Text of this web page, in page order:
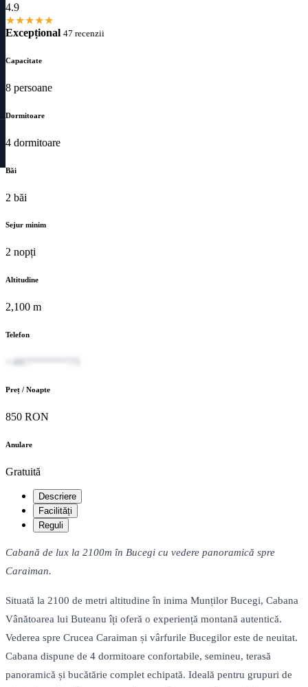
4.9
★★★★★
Excepțional 47 recenzii
Capacitate
8 persoane
Dormitoare
4 dormitoare
Băi
2 băi
Sejur minim
2 nopți
Altitudine
2,100 m
Telefon
+407******75
Preț / Noapte
850 RON
Anulare
Gratuită
Descriere
Facilități
Reguli
Cabană de lux la 2100m în Bucegi cu vedere panoramică spre
Caraiman.
Situată la 2100 de metri altitudine în inima Munților Bucegi, Cabana
Vânătoarea lui Buteanu îți oferă o experiență montană autentică.
Vederea spre Crucea Caraiman și vârfurile Bucegilor este de neuitat.
Cabana dispune de 4 dormitoare confortabile, semineu, terasă
panoramică și bucătărie complet echipată. Ideală pentru grupuri de